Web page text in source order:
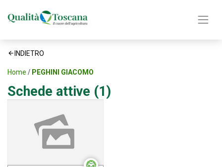
INDIETRO
Home PEGHINI GIACOMO
Schede attive (1)